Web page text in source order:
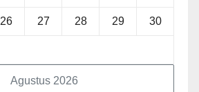
Agustus 2026
26 27 28 29 30